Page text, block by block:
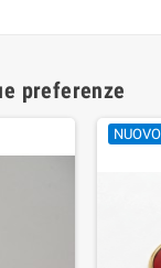
preferenze
NUOVO